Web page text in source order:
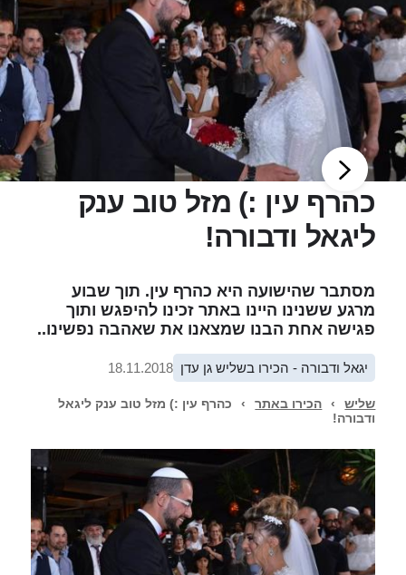
כהרף עין :) מזל טוב ענק
ליגאל ודבורה!
מסתבר שהישועה היא כהרף עין. תוך שבוע
מרגע ששנינו היינו באתר זכינו להיפגש ותוך
פגישה אחת הבנו שמצאנו את שאהבה נפשינו..
יגאל ודבורה - הכירו בשליש גן עדן 18.11.2018
שליש › הכירו באתר ›
כהרף עין :) מזל טוב ענק ליגאל
ודבורה!